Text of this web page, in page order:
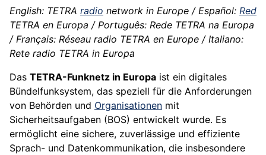
English: TETRA radio network in Europe / Español: Red
TETRA en Europa / Português: Rede TETRA na Europa
/ Français: Réseau radio TETRA en Europe / Italiano:
Rete radio TETRA in Europa
Das TETRA-Funknetz in Europa ist ein digitales
Bündelfunksystem, das speziell für die Anforderungen
von Behörden und Organisationen mit
Sicherheitsaufgaben (BOS) entwickelt wurde. Es
ermöglicht eine sichere, zuverlässige und effiziente
Sprach- und Datenkommunikation, die insbesondere